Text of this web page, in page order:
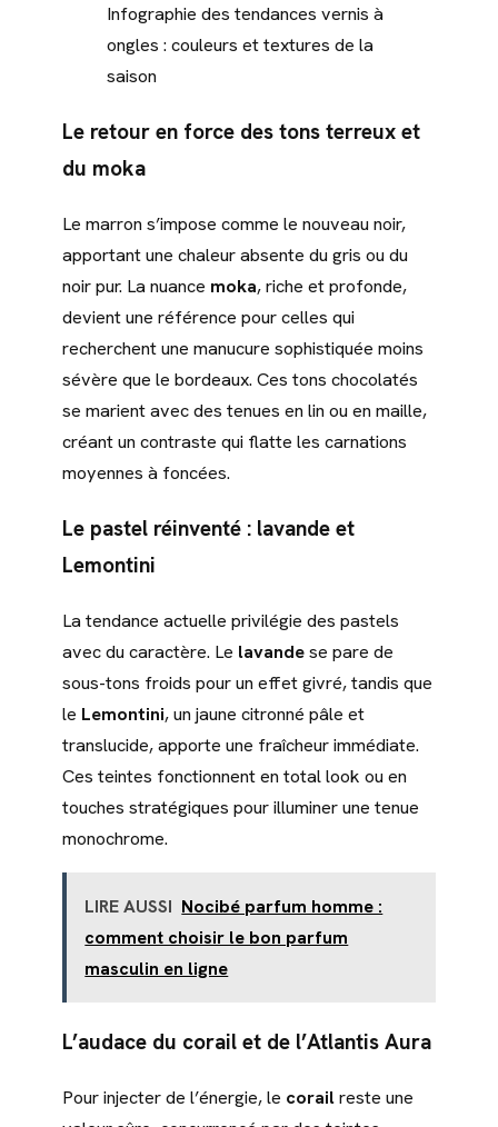
Infographie des tendances vernis à
ongles : couleurs et textures de la
saison
Le retour en force des tons terreux et
du moka
Le marron s’impose comme le nouveau noir,
apportant une chaleur absente du gris ou du
noir pur. La nuance moka, riche et profonde,
devient une référence pour celles qui
recherchent une manucure sophistiquée moins
sévère que le bordeaux. Ces tons chocolatés
se marient avec des tenues en lin ou en maille,
créant un contraste qui flatte les carnations
moyennes à foncées.
Le pastel réinventé : lavande et
Lemontini
La tendance actuelle privilégie des pastels
avec du caractère. Le lavandese pare de
sous-tons froids pour un effet givré, tandis que
le Lemontini, un jaune citronné pâle et
translucide, apporte une fraîcheur immédiate.
Ces teintes fonctionnent en total look ou en
touches stratégiques pour illuminer une tenue
monochrome.
LIRE AUSSI Nocibé parfum homme :
comment choisir le bon parfum
masculin en ligne
L’audace du corail et de l’Atlantis Aura
Pour injecter de l’énergie, le corailreste une